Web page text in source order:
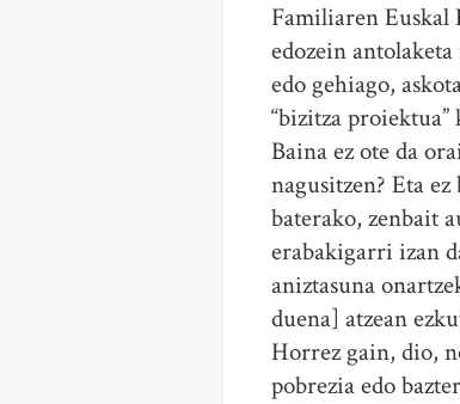
Familiaren Euskal
edozein
edo gehiago,
“bizitza
Baina ez ote da
nagusitzen? Eta
baterako, zenbait
erabakigarri izan
aniztasuna
duena] atzean
Horrez gain, dio,
pobrezia edo